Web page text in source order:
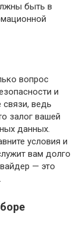
быть в
вопрос
и
связи, ведь
залог вашей
данных.
условия и
вам долго
— это